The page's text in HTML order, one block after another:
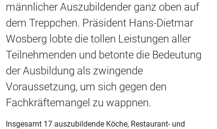
männlicher Auszubildender ganz oben auf
dem Treppchen. Präsident Hans-Dietmar
Wosberg lobte die tollen Leistungen aller
Teilnehmenden und betonte die Bedeutung
der Ausbildung als zwingende
Voraussetzung, um sich gegen den
Fachkräftemangel zu wappnen.
Insgesamt 17 auszubildende Köche, Restaurant- und